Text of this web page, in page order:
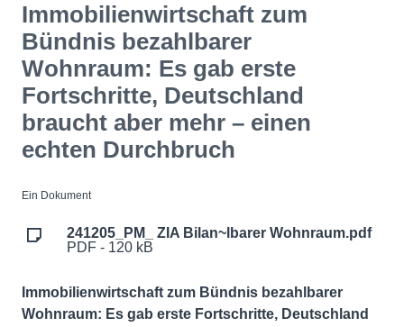
Immobilienwirtschaft zum
Bündnis bezahlbarer
Wohnraum: Es gab erste
Fortschritte, Deutschland
braucht aber mehr – einen
echten Durchbruch
Ein Dokument
241205_PM_ ZIA Bilan~lbarer Wohnraum.pdf
PDF - 120 kB
Immobilienwirtschaft zum Bündnis bezahlbarer
Wohnraum: Es gab erste Fortschritte, Deutschland